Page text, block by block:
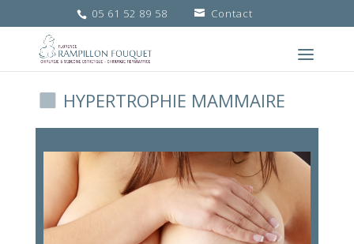
05 61 52 89 58 Contact
HYPERTROPHIE MAMMAIRE